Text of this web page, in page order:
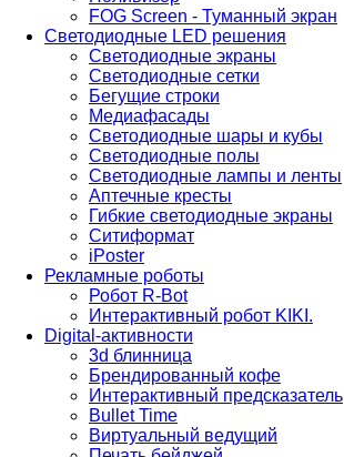
FOG Screen - Туманный экран
Светодиодные LED решения
Светодиодные экраны
Светодиодные сетки
Бегущие строки
Медиафасады
Светодиодные шары и кубы
Светодиодные полы
Светодиодные лампы и ленты
Аптечные кресты
Гибкие светодиодные экраны
Ситиформат
iPoster
Рекламные роботы
Робот R-Bot
Интерактивный робот KIKI.
Digital-активности
3d блинница
Брендированный кофе
Интерактивный предсказатель
Bullet Time
Виртуальный ведущий